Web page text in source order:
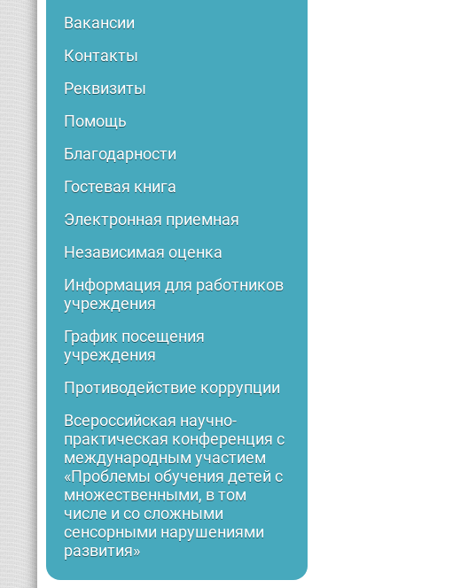
Вакансии
Контакты
Реквизиты
Помощь
Благодарности
Гостевая книга
Электронная приемная
Независимая оценка
Информация для работников
учреждения
График посещения
учреждения
Противодействие коррупции
Всероссийская научно-
практическая конференция с
международным участием
«Проблемы обучения детей с
множественными, в том
числе и со сложными
сенсорными нарушениями
развития»